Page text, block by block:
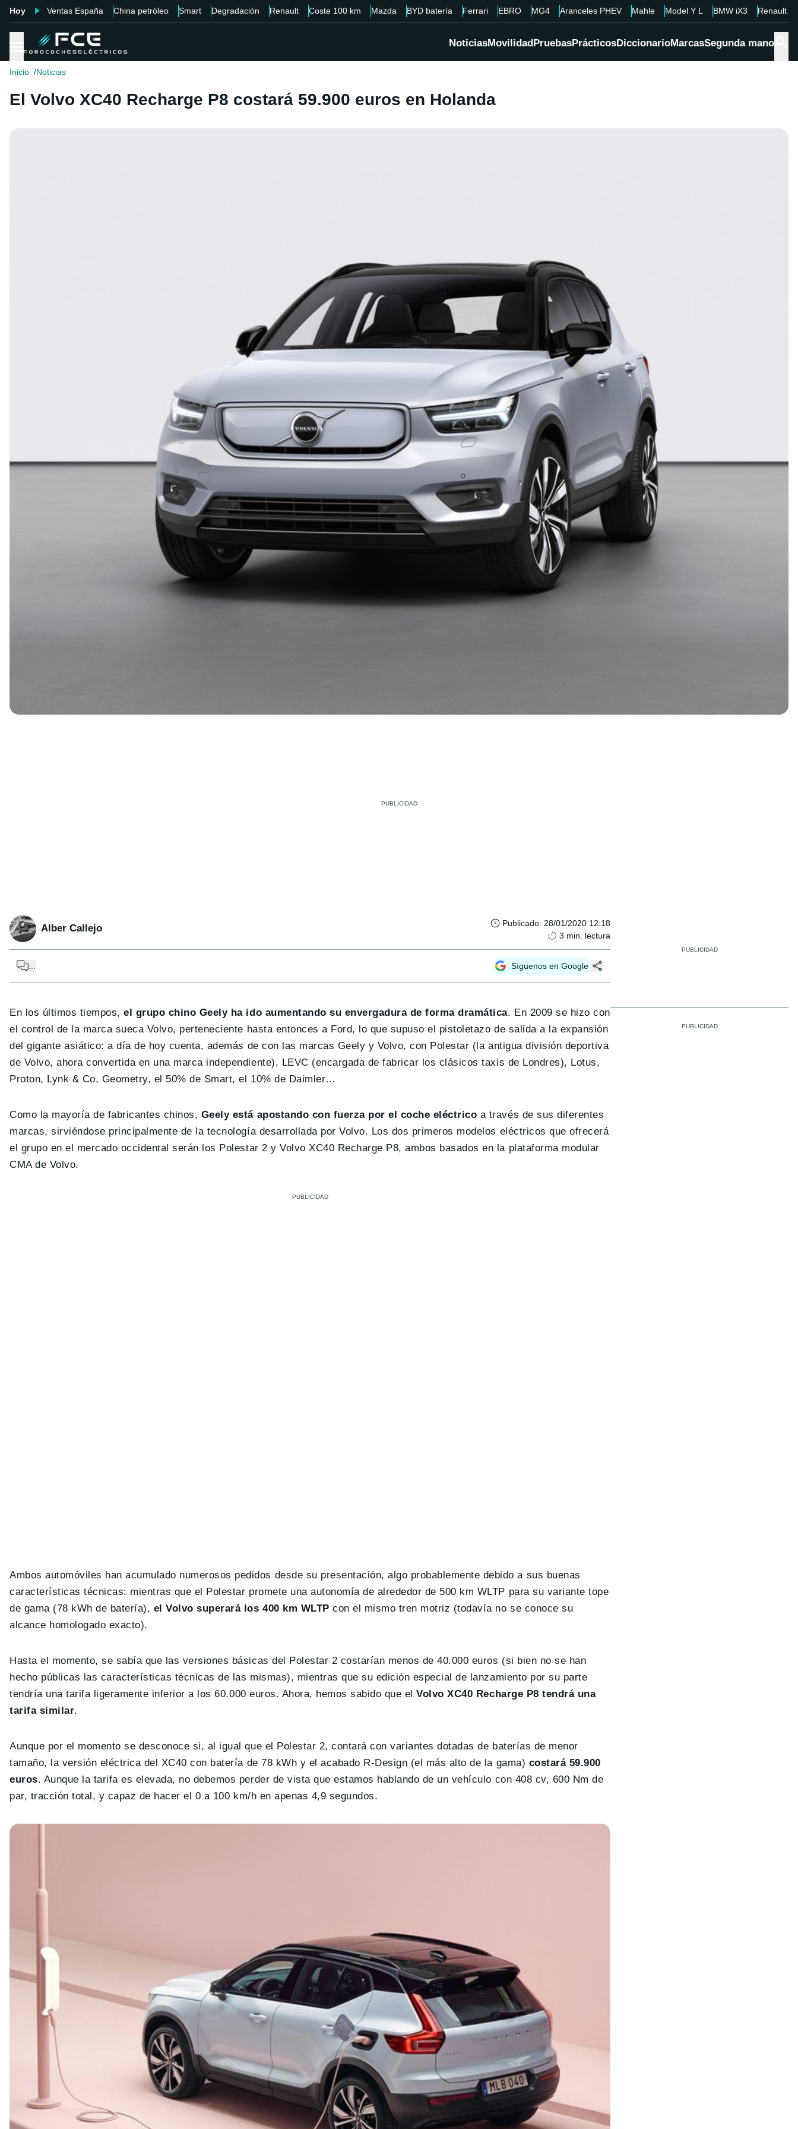
Hoy Ventas España China petróleo Smart Degradación Renault Coste 100 km Mazda BYD batería Ferrari EBRO MG4 Aranceles PHEV Mahle Model Y L BMW iX3 Renault
NoticiasMovilidadPruebasPrácticosDiccionarioMarcasSegunda mano
Inicio Noticias
El Volvo XC40 Recharge P8 costará 59.900 euros en Holanda
Alber Callejo Publicado: 28/01/2020 12:18
3 min. lectura
Síguenos en Google
En los últimos tiempos,el grupo chino Geely ha ido aumentando su envergadura de forma dramática. En 2009 se hizo con
el control de la marca sueca Volvo, perteneciente hasta entonces a Ford, lo que supuso el pistoletazo de salida a la expansión
del gigante asiático: a día de hoy cuenta, además de con las marcas Geely y Volvo, con Polestar (la antigua división deportiva
de Volvo, ahora convertida en una marca independiente), LEVC (encargada de fabricar los clásicos taxis de Londres), Lotus,
Proton, Lynk & Co, Geometry, el 50% de Smart, el 10% de Daimler…
Como la mayoría de fabricantes chinos, Geely está apostando con fuerza por el coche eléctrico a través de sus diferentes
marcas, sirviéndose principalmente de la tecnología desarrollada por Volvo. Los dos primeros modelos eléctricos que ofrecerá
el grupo en el mercado occidental serán los Polestar 2 y Volvo XC40 Recharge P8, ambos basados en la plataforma modular
CMA de Volvo.
Ambos automóviles han acumulado numerosos pedidos desde su presentación, algo probablemente debido a sus buenas
características técnicas: mientras que el Polestar promete una autonomía de alrededor de 500 km WLTP para su variante tope
de gama (78 kWh de batería), el Volvo superará los 400 km WLTP con el mismo tren motriz (todavía no se conoce su
alcance homologado exacto).
Hasta el momento, se sabía que las versiones básicas del Polestar 2 costarían menos de 40.000 euros (si bien no se han
hecho públicas las características técnicas de las mismas), mientras que su edición especial de lanzamiento por su parte
tendría una tarifa ligeramente inferior a los 60.000 euros. Ahora, hemos sabido que elVolvo XC40 Recharge P8 tendrá una
tarifa similar.
Aunque por el momento se desconoce si, al igual que el Polestar 2, contará con variantes dotadas de baterías de menor
tamaño, la versión eléctrica del XC40 con batería de 78 kWh y el acabado R-Design (el más alto de la gama) costará 59.900
euros. Aunque la tarifa es elevada, no debemos perder de vista que estamos hablando de un vehículo con 408 cv, 600 Nm de
par, tracción total, y capaz de hacer el 0 a 100 km/h en apenas 4,9 segundos.